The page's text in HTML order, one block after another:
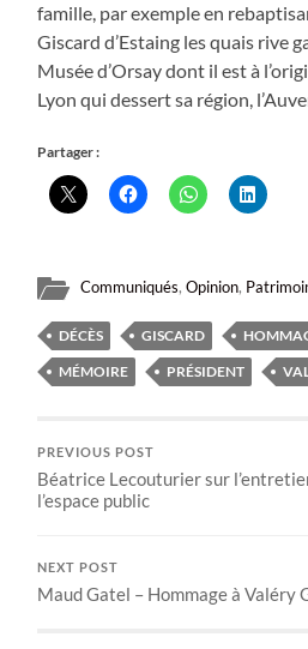
famille, par exemple en
Giscard d’Estaing les quais rive
Musée d’Orsay dont il est à
Lyon qui dessert sa région,
Partager :
Communiqués,Opinion,
DÉCÈS GISCARD
MÉMOIRE
PRÉSIDENT
PREVIOUS POST
Béatrice Lecouturier sur
l’espace public
NEXT POST
Maud Gatel – Hommage à Valéry